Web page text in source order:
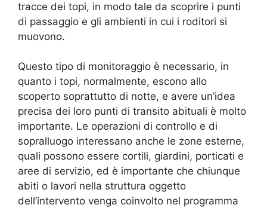
tracce dei topi, in modo tale da scoprire i punti
di passaggio e gli ambienti in cui i roditori si
muovono.
Questo tipo di monitoraggio è necessario, in
quanto i topi, normalmente, escono allo
scoperto soprattutto di notte, e avere un’idea
precisa dei loro punti di transito abituali è molto
importante. Le operazioni di controllo e di
sopralluogo interessano anche le zone esterne,
quali possono essere cortili, giardini, porticati e
aree di servizio, ed è importante che chiunque
abiti o lavori nella struttura oggetto
dell’intervento venga coinvolto nel programma